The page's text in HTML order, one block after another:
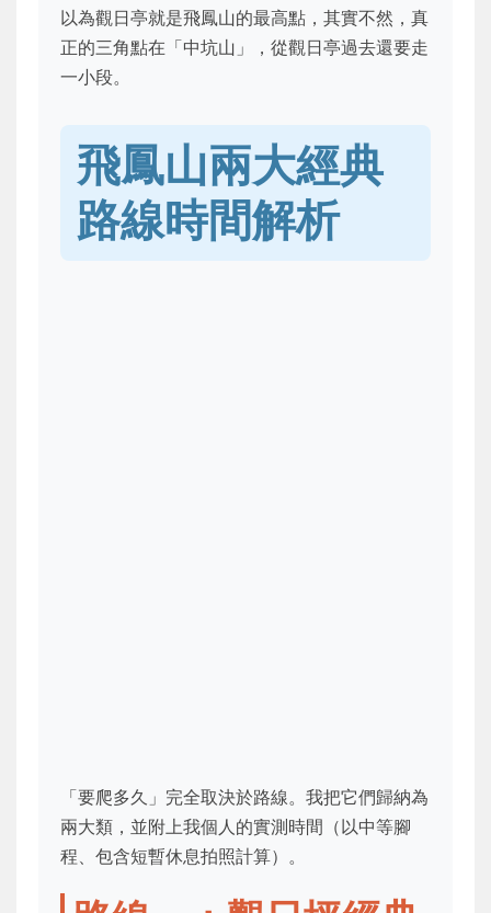
以為觀日亭就是飛鳳山的最高點，其實不然，真
正的三角點在「中坑山」，從觀日亭過去還要走
一小段。
飛鳳山兩大經典
路線時間解析
「要爬多久」完全取決於路線。我把它們歸納為
兩大類，並附上我個人的實測時間（以中等腳
程、包含短暫休息拍照計算）。